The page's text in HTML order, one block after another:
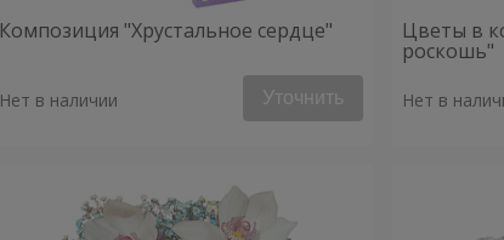
Композиция "Хрустальное сердце"
Нет в наличии Уточнить
Цветы в
роскошь"
Нет в